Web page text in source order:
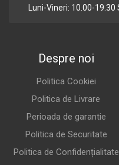
Luni-Vineri: 10.00-
Despre noi
Politica Cookiei
Politica de Livrare
Perioada de garantie
Politica de Securitate
Politica de Confidențialitate